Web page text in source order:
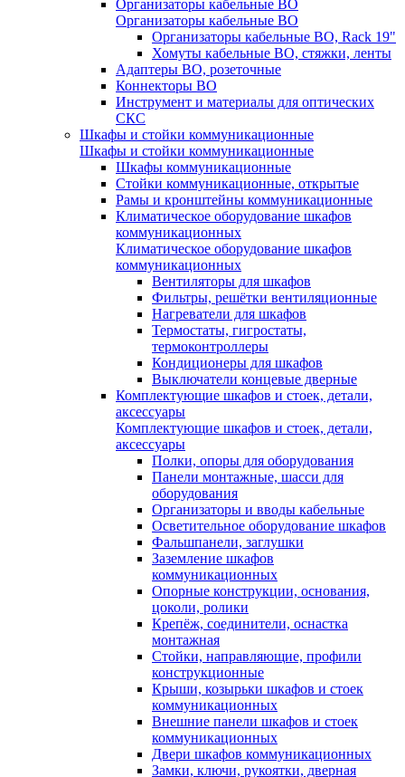
Организаторы кабельные ВО
Организаторы кабельные ВО
Организаторы кабельные ВО, Rack 19"
Хомуты кабельные ВО, стяжки, ленты
Адаптеры ВО, розеточные
Коннекторы ВО
Инструмент и материалы для оптических
СКС
Шкафы и стойки коммуникационные
Шкафы и стойки коммуникационные
Шкафы коммуникационные
Стойки коммуникационные, открытые
Рамы и кронштейны коммуникационные
Климатическое оборудование шкафов
коммуникационных
Климатическое оборудование шкафов
коммуникационных
Вентиляторы для шкафов
Фильтры, решётки вентиляционные
Нагреватели для шкафов
Термостаты, гигростаты,
термоконтроллеры
Кондиционеры для шкафов
Выключатели концевые дверные
Комплектующие шкафов и стоек, детали,
аксессуары
Комплектующие шкафов и стоек, детали,
аксессуары
Полки, опоры для оборудования
Панели монтажные, шасси для
оборудования
Организаторы и вводы кабельные
Осветительное оборудование шкафов
Фальшпанели, заглушки
Заземление шкафов
коммуникационных
Опорные конструкции, основания,
цоколи, ролики
Крепёж, соединители, оснастка
монтажная
Стойки, направляющие, профили
конструкционные
Крыши, козырьки шкафов и стоек
коммуникационных
Внешние панели шкафов и стоек
коммуникационных
Двери шкафов коммуникационных
Замки, ключи, рукоятки, дверная